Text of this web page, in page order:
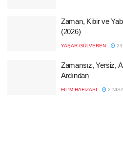
Zaman, Kibir ve
(2026)
YAŞAR GÜLVEREN 23
Zamansız, Yersiz,
Ardından
FIL'M HAFIZASI 2